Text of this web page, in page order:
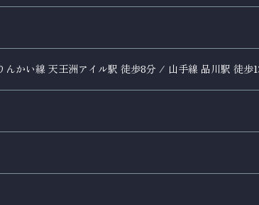
かい線 天王洲アイル駅 徒歩8分 / 山手線 品川駅 徒歩